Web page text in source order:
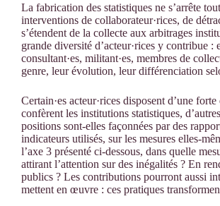
La fabrication des statistiques ne s’arrête
interventions de collaborateur·rices, de
s’étendent de la collecte aux arbitrages
grande diversité d’acteur·rices y contribue
consultant·es, militant·es, membres de
genre, leur évolution, leur différenciation
Certain·es acteur·rices disposent d’une
confèrent les institutions statistiques,
positions sont-elles façonnées par des
indicateurs utilisés, sur les mesures elles-
l’axe 3 présenté ci-dessous, dans quelle
attirant l’attention sur des inégalités ? En
publics ? Les contributions pourront aussi
mettent en œuvre : ces pratiques